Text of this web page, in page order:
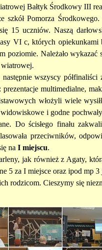
Bałtyk Środkowy III
szkół Pomorza
15 uczniów. Naszą
VI c, których
poziomie. Należało wykazać
wiatrowej.
następnie wszyscy
multimedialne,
włożyli wiele
i godne
Do ścisłego finału
przeciwników,
na I miejscu.
jak również z Agaty,
5 za I miejsce oraz ipod mp
rodzicom. Cieszymy się